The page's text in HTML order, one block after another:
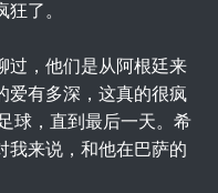
了。
过，他们是从阿根廷来
爱有多深，这真的很疯
球，直到最后一天。希
我来说，和他在巴萨的